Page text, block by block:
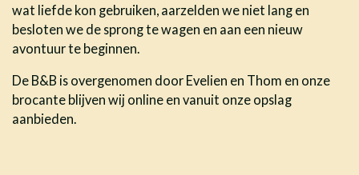
wat liefde kon gebruiken, aarzelden we niet lang en
besloten we de sprong te wagen en aan een nieuw
avontuur te beginnen.
De B&B is overgenomen door Evelien en Thom en onze
brocante blijven wij online en vanuit onze opslag
aanbieden.